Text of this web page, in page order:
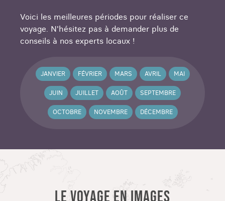
Voici les meilleures périodes pour réaliser ce
voyage. N'hésitez pas à demander plus de
conseils à nos experts locaux !
JANVIER FÉVRIER MARS AVRIL MAI
JUIN JUILLET AOÛT SEPTEMBRE
OCTOBRE NOVEMBRE DÉCEMBRE